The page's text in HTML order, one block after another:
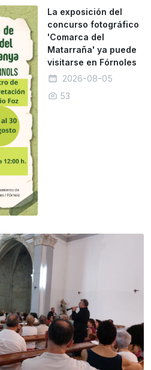
La exposición del
concurso fotográfico
'Comarca del
Matarraña' ya puede
visitarse en Fórnoles
2026-08-05
53